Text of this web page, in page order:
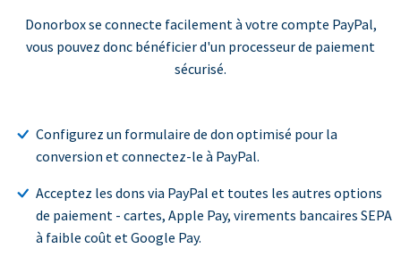
Donorbox se connecte facilement à votre compte PayPal,
vous pouvez donc bénéficier d'un processeur de paiement
sécurisé.
Configurez un formulaire de don optimisé pour la
conversion et connectez-le à PayPal.
Acceptez les dons via PayPal et toutes les autres options
de paiement - cartes, Apple Pay, virements bancaires SEPA
à faible coût et Google Pay.